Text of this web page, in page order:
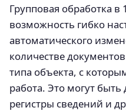
Групповая обработка в
возможность гибко
автоматического
количестве
типа объекта, с
работа. Это могут
регистры сведений и